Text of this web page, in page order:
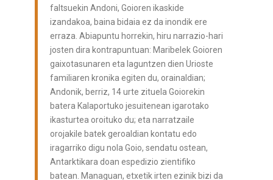
faltsuekin Andoni, Goioren ikaskide
izandakoa, baina bidaia ez da inondik ere
erraza. Abiapuntu horrekin, hiru narrazio-hari
josten dira kontrapuntuan: Maribelek Goioren
gaixotasunaren eta laguntzen dien Urioste
familiaren kronika egiten du, orainaldian;
Andonik, berriz, 14 urte zituela Goiorekin
batera Kalaportuko jesuitenean igarotako
ikasturtea oroituko du; eta narratzaile
orojakile batek geroaldian kontatu edo
iragarriko digu nola Goio, sendatu ostean,
Antarktikara doan espedizio zientifiko
batean. Managuan, etxetik irten ezinik bizi da